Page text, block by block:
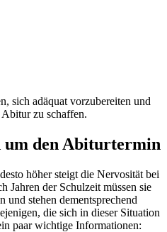
sich adäquat vorzubereiten und
zu schaffen.
um den Abiturtermin
höher steigt die Nervosität bei
Jahren der Schulzeit müssen sie
und stehen dementsprechend
die sich in dieser Situation
paar wichtige Informationen: